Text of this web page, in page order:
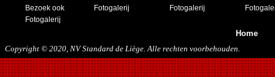
23/11/2019
Bezoek ook
Fotogalerij
Fotogalerij
Fotogalerij
Home
Copyright © 2020, NV Standard de Liège. Alle rechten voorbehouden.